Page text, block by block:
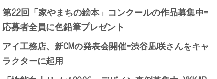
第22回「家やまちの絵本」コンクールの作品募集中=
応募者全員に色鉛筆プレゼント
アイ工務店、新CMの発表会開催=渋谷凪咲さんをキャ
ラクターに起用